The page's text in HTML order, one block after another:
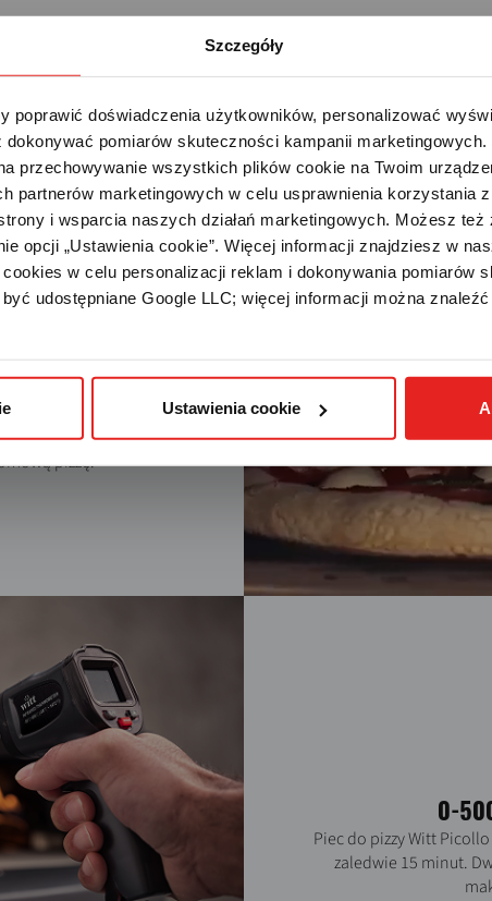
Szczegóły
poprawić doświadczenia użytkowników, personalizować
pomiarów skuteczności kampanii
przechowywanie wszystkich plików cookie na Twoim
partnerów marketingowych w celu usprawnienia korzystania
i wsparcia naszych działań marketingowych. Możesz też
opcji „Ustawienia cookie”. Więcej informacji znajdziesz w
w celu personalizacji reklam i dokonywania pomiarów
udostępniane Google LLC; więcej informacji można znaleźć
Ustawienia cookie
się w zakresie 360
dzięki czemu w mniej
pizzę.
0-
Piec do pizzy Witt
zaledwie 15 minut.